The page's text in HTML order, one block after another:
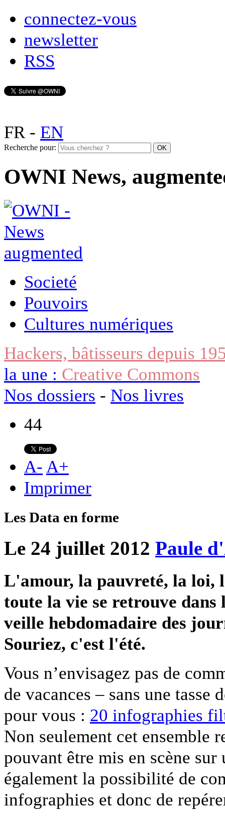
connectez-vous
newsletter
RSS
FR- EN
Recherche pour:
OWNI News,
Societé
Pouvoirs
Cultures numériques
Hackers, bâtisseurs depuis
la une : Creative Commons
Nos dossiers - Nos livres
44
A- A+
Imprimer
Les Data en forme
Le 24 juillet 2012 Paule
L'amour, la pauvreté, la loi,
toute la vie se retrouve
veille hebdomadaire des
Souriez, c'est l'été.
Vous n’envisagez pas de
de vacances – sans une tasse
pour vous : 20 infographies
Non seulement cet ensemble
pouvant être mis en scène
également la possibilité de
infographies et donc de